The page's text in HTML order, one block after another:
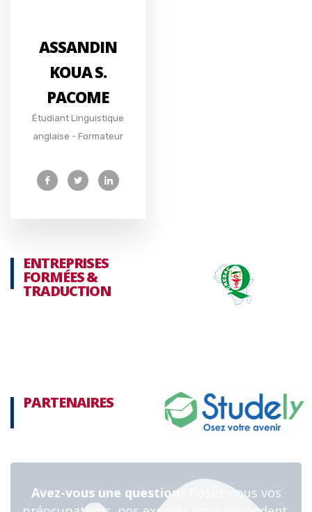
ASSANDIN
KOUA S.
PACOME
Étudiant Linguistique
anglaise - Formateur
ENTREPRISES
FORMÉES &
TRADUCTION
PARTENAIRES
Avez-vous une question?
Posez-nous vos